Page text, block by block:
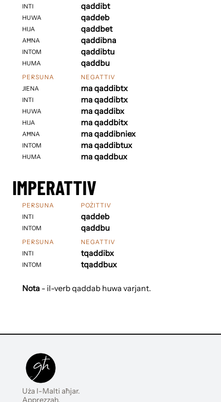
INTI
HUWA
HIJA
AĦNA
INTOM
HUMA
qaddibt
qaddeb
qaddbet
qaddibna
qaddibtu
qaddbu
PERSUNA
JIENA
INTI
HUWA
HIJA
AĦNA
INTOM
HUMA
NEGATTIV
ma qaddibtx
ma qaddibtx
ma qaddibx
ma qaddbitx
ma qaddibniex
ma qaddibtux
ma qaddbux
IMPERATTIV
PERSUNA
INTI
INTOM
POŻITTIV
qaddeb
qaddbu
PERSUNA
INTI
INTOM
NEGATTIV
tqaddibx
tqaddbux
Nota- il-verb qaddab huwa varjant.
Uża l-Malti aħjar.
Apprezzah.